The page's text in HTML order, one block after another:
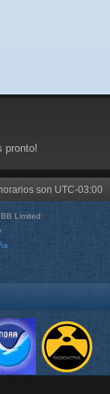
pronto!
son UTC-03:00
Limited